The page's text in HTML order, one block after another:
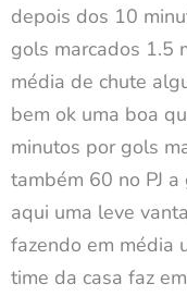
depois dos 10
gols marcados 1.5
média de chute
bem ok uma boa
minutos por gols
também 60 no PJ
aqui uma leve
fazendo em média
time da casa faz